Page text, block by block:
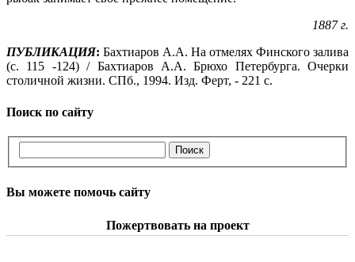
1887 г.
ПУБЛИКАЦИЯ: Бахтиаров А.А. На отмелях Финского залива
(с. 115 -124) / Бахтиаров А.А. Брюхо Петербурга. Очерки
столичной жизни. СПб., 1994. Изд. Ферт, - 221 с.
Поиск по сайту
Вы можете помочь сайту
Пожертвовать на проект